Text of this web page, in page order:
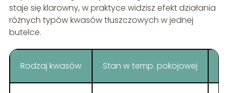
staje się klarowny, w praktyce widzisz efekt działania
różnych typów kwasów tłuszczowych w jednej
butelce.
Rodzaj kwasów Stan w temp. pokojowej